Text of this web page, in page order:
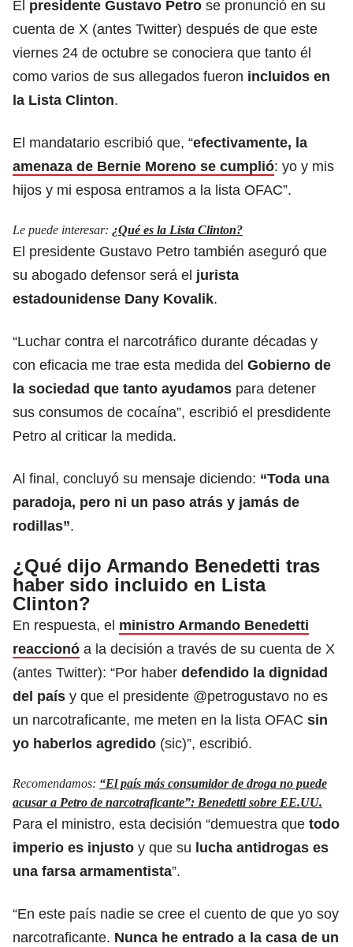
El presidente Gustavo Petro se pronunció en su
cuenta de X (antes Twitter) después de que este
viernes 24 de octubre se conociera que tanto él
como varios de sus allegados fueron incluidos en
la Lista Clinton.
El mandatario escribió que, “efectivamente, la
amenaza de Bernie Moreno se cumplió: yo y mis
hijos y mi esposa entramos a la lista OFAC”.
Le puede interesar: ¿Qué es la Lista Clinton?
El presidente Gustavo Petro también aseguró que
su abogado defensor será el jurista
estadounidense Dany Kovalik.
“Luchar contra el narcotráfico durante décadas y
con eficacia me trae esta medida del Gobierno de
la sociedad que tanto ayudamos para detener
sus consumos de cocaína”, escribió el presdidente
Petro al criticar la medida.
Al final, concluyó su mensaje diciendo: “Toda una
paradoja, pero ni un paso atrás y jamás de
rodillas”.
¿Qué dijo Armando Benedetti tras
haber sido incluido en Lista
Clinton?
En respuesta, el ministro Armando Benedetti
reaccionó a la decisión a través de su cuenta de X
(antes Twitter): “Por haber defendido la dignidad
del país y que el presidente @petrogustavo no es
un narcotraficante, me meten en la lista OFAC sin
yo haberlos agredido (sic)”, escribió.
Recomendamos: “El país más consumidor de droga no puede
acusar a Petro de narcotraficante”: Benedetti sobre EE.UU.
Para el ministro, esta decisión “demuestra que todo
imperio es injusto y que su lucha antidrogas es
una farsa armamentista”.
“En este país nadie se cree el cuento de que yo soy
narcotraficante. Nunca he entrado a la casa de un